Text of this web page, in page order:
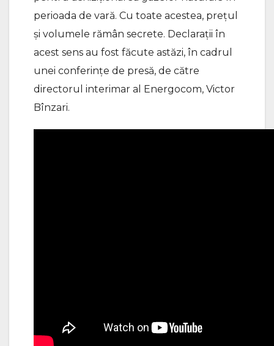
perioada de vară. Cu toate acestea, prețul
și volumele rămân secrete. Declarații în
acest sens au fost făcute astăzi, în cadrul
unei conferințe de presă, de către
directorul interimar al Energocom, Victor
Bînzari.